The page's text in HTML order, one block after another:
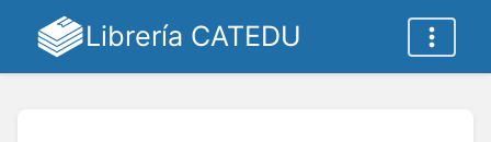
Librería CATEDU